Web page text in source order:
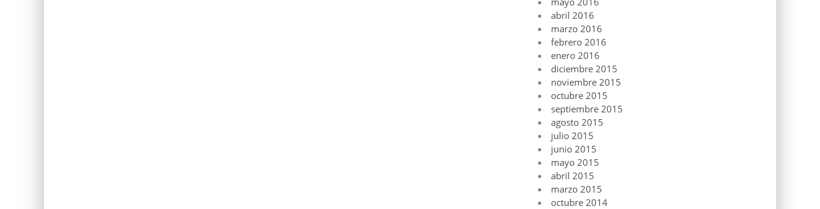
abril 2016
marzo 2016
febrero 2016
enero 2016
diciembre 2015
noviembre 2015
octubre 2015
septiembre 2015
agosto 2015
julio 2015
junio 2015
mayo 2015
abril 2015
marzo 2015
octubre 2014